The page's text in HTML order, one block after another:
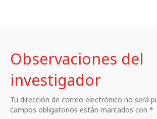
Observaciones del
investigador
Tu dirección de correo electrónico no será
campos obligatorios están marcados con *